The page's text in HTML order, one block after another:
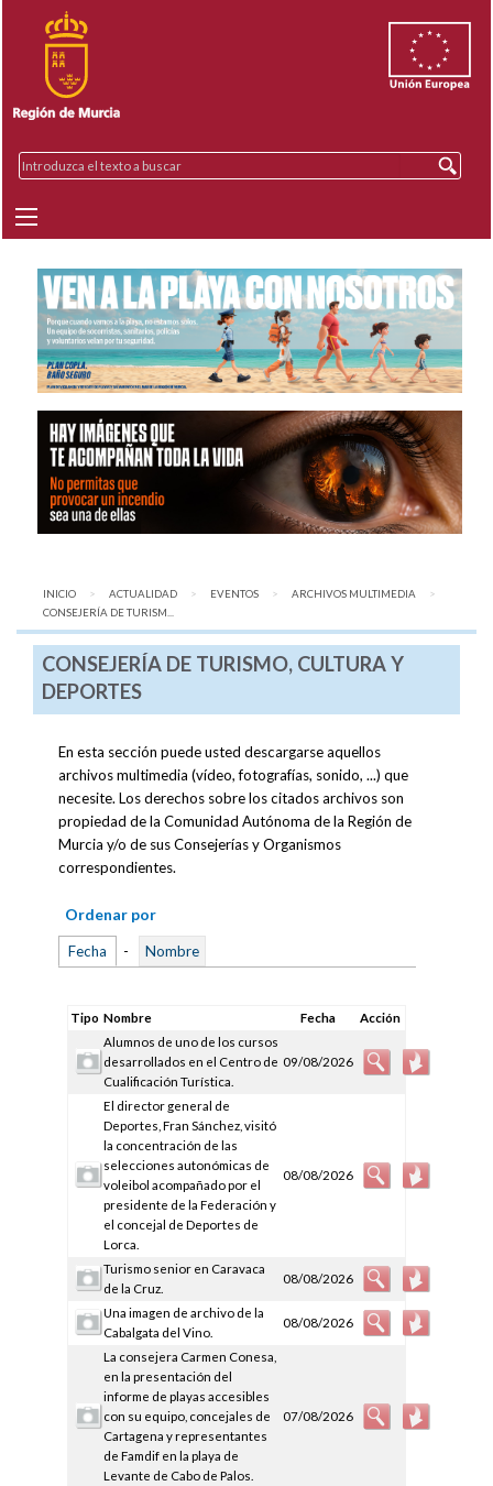
INICIO ACTUALIDAD EVENTOS
ARCHIVOS MULTIMEDIA
AQUÍ:
CONSEJERÍA DE TURISM...
CONSEJERÍA DE TURISMO, CULTURA Y
DEPORTES
En esta sección puede usted descargarse aquellos
archivos multimedia (vídeo, fotografías, sonido, ...) que
necesite. Los derechos sobre los citados archivos son
propiedad de la Comunidad Autónoma de la Región de
Murcia y/o de sus Consejerías y Organismos
correspondientes.
Ordenar por
Fecha - Nombre
Tipo Nombre Fecha
Acción
Alumnos de uno de los cursos
desarrollados en el Centro de
Cualificación Turística.
09/08/2026
El director general de
Deportes, Fran Sánchez, visitó
la concentración de las
selecciones autonómicas de
voleibol acompañado por el
presidente de la Federación y
el concejal de Deportes de
Lorca.
08/08/2026
Turismo senior en Caravaca
de la Cruz.
08/08/2026
Una imagen de archivo de la
Cabalgata del Vino.
08/08/2026
La consejera Carmen Conesa,
en la presentación del
informe de playas accesibles
con su equipo, concejales de
Cartagena y representantes
de Famdif en la playa de
Levante de Cabo de Palos.
07/08/2026